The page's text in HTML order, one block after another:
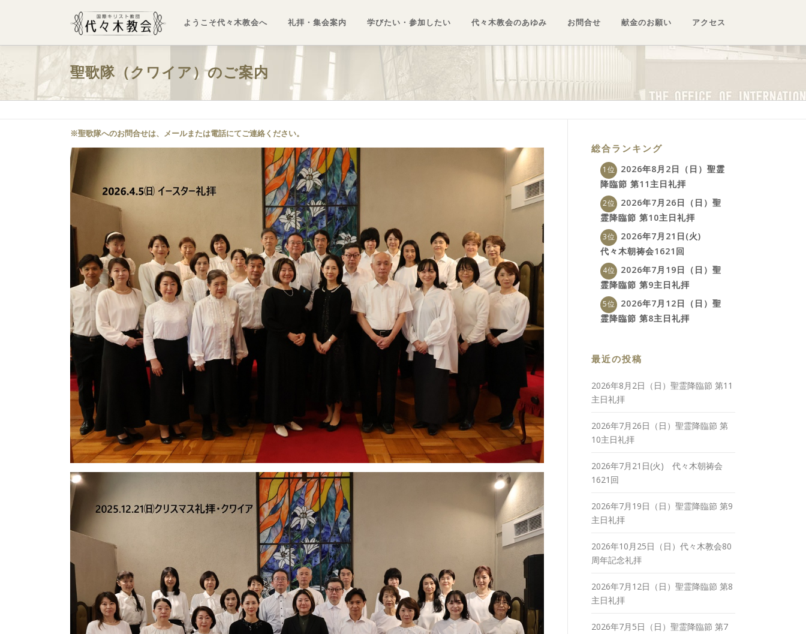
ン
へ
キ
ようこそ代々木教会へ 礼拝・集会案内 学びたい・参加したい 代々木教会のあゆみ お問合せ 献金のお願い アクセス
聖歌隊（クワイア）のご案内
※聖歌隊へのお問合せは、メールまたは電話にてご連絡ください。
総合ランキング
2026年8月2日（日）聖霊
降臨節 第11主日礼拝
2026年7月26日（日）聖
霊降臨節 第10主日礼拝
2026年7月21日(火)
代々木朝祷会1621回
2026年7月19日（日）聖
霊降臨節 第9主日礼拝
2026年7月12日（日）聖
霊降臨節 第8主日礼拝
最近の投稿
2026年8月2日（日）聖霊降臨節 第11
主日礼拝
2026年7月26日（日）聖霊降臨節 第
10主日礼拝
2026年7月21日(火) 代々木朝祷会
1621回
2026年7月19日（日）聖霊降臨節 第9
主日礼拝
2026年10月25日（日）代々木教会80
周年記念礼拝
2026年7月12日（日）聖霊降臨節 第8
主日礼拝
2026年7月5日（日）聖霊降臨節 第7